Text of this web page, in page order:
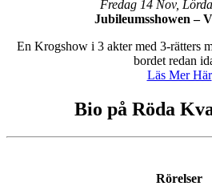
Fredag 14 Nov,
Jubileumsshowen –
En Krogshow i 3 akter med 3-rätters
bordet redan
Läs Mer Här
Bio på Röda
Rörelser